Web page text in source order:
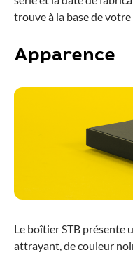
trouve à la base de votre
Apparence
Le boîtier STB présente
attrayant, de couleur